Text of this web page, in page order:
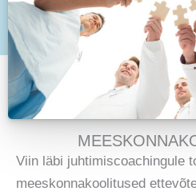
Viin läbi juhtimiscoachingule
meeskonnakoolitused